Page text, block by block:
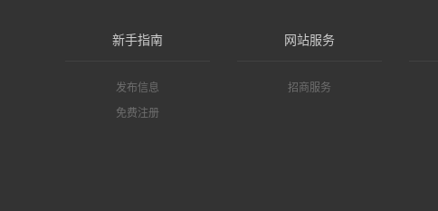
新手指南
发布信息
免费注册
网站服务
招商服务